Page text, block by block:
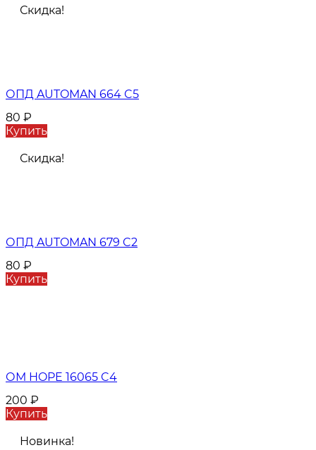
Скидка!
ОПД AUTOMAN 664 C5
80 ₽
Купить
Скидка!
ОПД AUTOMAN 679 C2
80 ₽
Купить
ОМ HOPE 16065 C4
200 ₽
Купить
Новинка!